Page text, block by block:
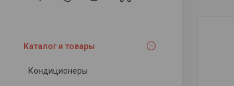
Каталог и товары
Кондиционеры